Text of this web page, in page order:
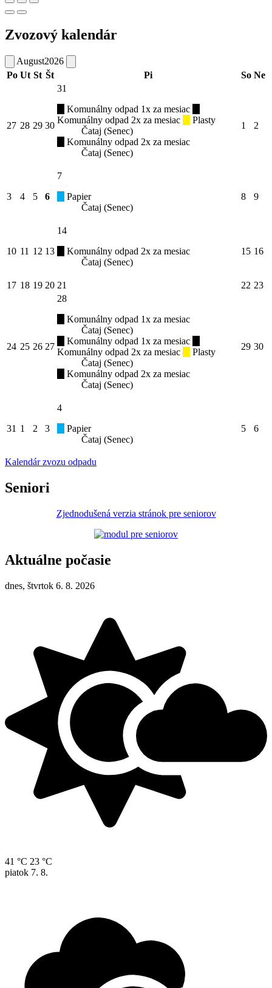
Zvozový kalendár
August2026
Po Ut St Št Pi So Ne
27 28 29 30
31
Komunálny odpad 1x za mesiac
Komunálny odpad 2x za mesiac
Plasty
Čataj (Senec)
Komunálny odpad 2x za mesiac
Čataj (Senec)
1 2
3 4 5 6
7
Papier
Čataj (Senec)
8 9
10 11 12 13
14
Komunálny odpad 2x za mesiac
Čataj (Senec)
15 16
17 18 19 20 21 22 23
24 25 26 27
28
Komunálny odpad 1x za mesiac
Čataj (Senec)
Komunálny odpad 1x za mesiac
Komunálny odpad 2x za mesiac
Plasty
Čataj (Senec)
Komunálny odpad 2x za mesiac
Čataj (Senec)
29 30
31 1 2 3
4
Papier
Čataj (Senec)
5 6
Kalendár zvozu odpadu
Seniori
Zjednodušená verzia stránok pre seniorov
Aktuálne počasie
dnes, štvrtok 6. 8. 2026
41 °C 23 °C
piatok 7. 8.